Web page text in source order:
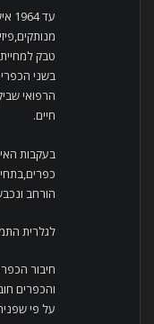
בשני
הרפואי
חיים.
בעקבות
הורחב
לגלרית
חיבור
והכפרים
על פי